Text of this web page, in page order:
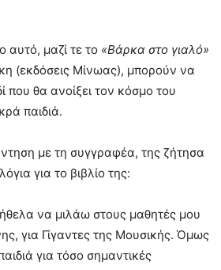
αυτό, μαζί τε το «Βάρκα στο γιαλό»
(εκδόσεις Μίνωας), μπορούν να
που θα ανοίξει τον κόσμο του
παιδιά.
με τη συγγραφέα, της ζήτησα
για το βιβλίο της:
να μιλάω στους μαθητές μου
για Γίγαντες της Μουσικής. Όμως
για τόσο σημαντικές